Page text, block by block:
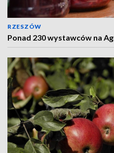
RZESZÓW
Ponad 230 wystawców na